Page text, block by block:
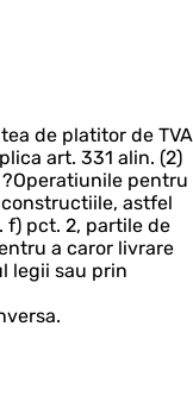
de platitor de TVA
art. 331 alin. (2)
pentru
astfel
f) pct. 2, partile de
a caror livrare
legii sau prin